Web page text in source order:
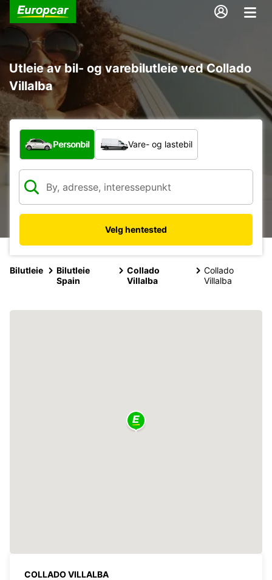
Utleie av bil- og varebilutleie ved Collado
Villalba
Hvilken type bil?
Personbil Vare- og lastebil
Velg hentested
Bilutleie
Bilutleie
Spain
Collado
Villalba
Collado
Villalba
COLLADO VILLALBA